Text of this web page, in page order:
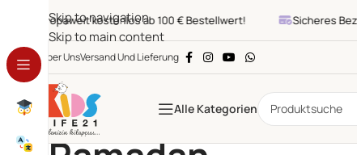
Skip to navigation
Skip to main content
Europaweit kostenlos ab 100 € Bestellwert! Sicheres
Über UnsVersand Und Lieferung
Alle Kategorien